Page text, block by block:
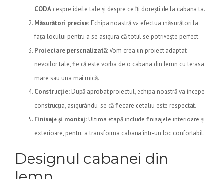
CODA despre ideile tale și despre ce îți dorești de la cabana ta.
Măsurători precise: Echipa noastră va efectua măsurători la
fața locului pentru a se asigura că totul se potrivește perfect.
Proiectare personalizată:Vom crea un proiect adaptat
nevoilor tale, fie că este vorba de o cabana din lemn cu terasa
mare sau una mai mică.
Construcție: După aprobat proiectul, echipa noastră va începe
construcția, asigurându-se că fiecare detaliu este respectat.
Finisaje și montaj: Ultima etapă include finisajele interioare și
exterioare, pentru a transforma cabana într-un loc confortabil.
Designul cabanei din